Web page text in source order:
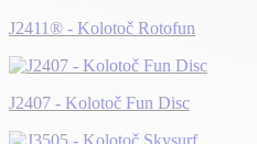
J2411® - Kolotoč Rotofun
J2407 - Kolotoč Fun Disc